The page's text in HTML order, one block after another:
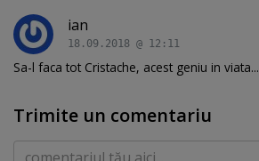
ian
18.09.2018 @ 12:11
Sa-l faca tot Cristache, acest geniu in viata...
Trimite un comentariu
Comentariu